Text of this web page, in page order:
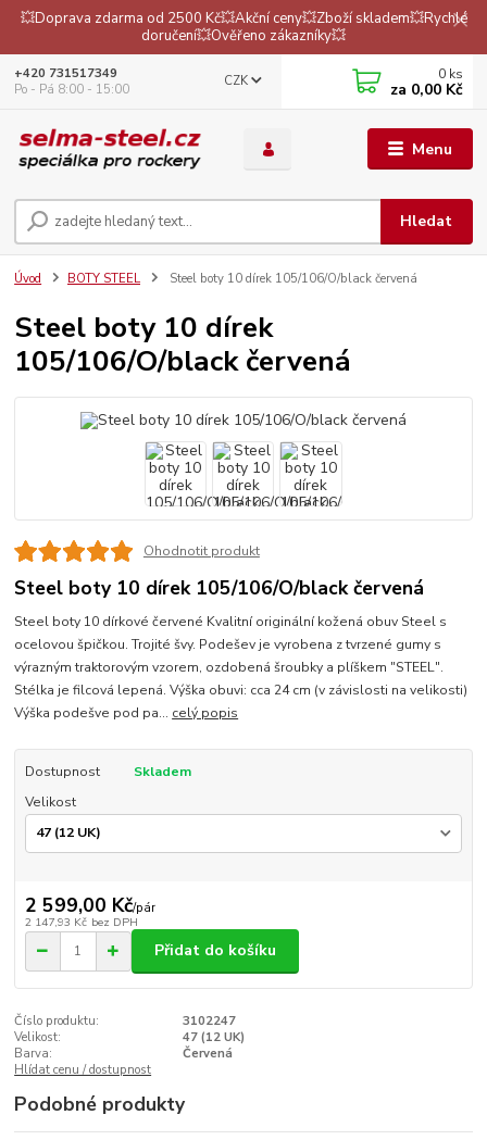
💥Doprava zdarma od 2500 Kč💥Akční ceny💥Zboží skladem💥Rychlé
doručení💥Ověřeno zákazníky💥
Menu
CZK
Hledat
+420 731517349
Po - Pá 8:00 - 15:00
0 ks
za 0,00 Kč
Úvod BOTY STEEL Steel boty 10 dírek 105/106/O/black červená
Steel boty 10 dírek
105/106/O/black červená
Ohodnotit produkt
Steel boty 10 dírek 105/106/O/black červená
Steel boty 10 dírkové červené Kvalitní originální kožená obuv Steel s
ocelovou špičkou. Trojité švy. Podešev je vyrobena z tvrzené gumy s
výrazným traktorovým vzorem, ozdobená šroubky a plíškem "STEEL".
Stélka je filcová lepená. Výška obuvi: cca 24 cm (v závislosti na velikosti)
Výška podešve pod pa... celý popis
Dostupnost
Skladem
Velikost
2 599,00 Kč/pár
2 147,93 Kč bez DPH
Přidat do košíku
Číslo produktu:
3102247
Velikost:
47 (12 UK)
Barva:
Červená
Hlídat cenu / dostupnost
Podobné produkty